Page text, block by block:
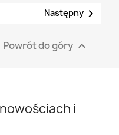
Następny 
Powrót do góry 
i